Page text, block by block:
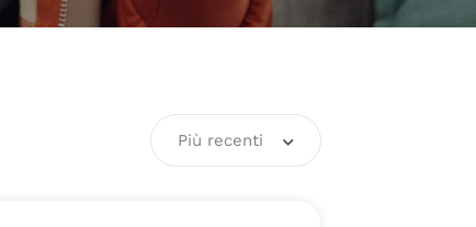
Più recenti